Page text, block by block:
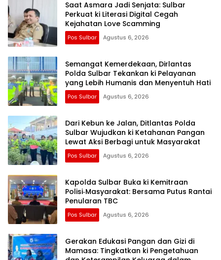
Saat Asmara Jadi Senjata: Sulbar
Perkuat ki Literasi Digital Cegah
Kejahatan Love Scamming
Pos Sulbar Agustus 6, 2026
Semangat Kemerdekaan, Dirlantas
Polda Sulbar Tekankan ki Pelayanan
yang Lebih Humanis dan Menyentuh Hati
Pos Sulbar Agustus 6, 2026
Dari Kebun ke Jalan, Ditlantas Polda
Sulbar Wujudkan ki Ketahanan Pangan
Lewat Aksi Berbagi untuk Masyarakat
Pos Sulbar Agustus 6, 2026
Kapolda Sulbar Buka ki Kemitraan
Polisi‑Masyarakat: Bersama Putus Rantai
Penularan TBC
Pos Sulbar Agustus 6, 2026
Gerakan Edukasi Pangan dan Gizi di
Mamasa: Tingkatkan ki Pengetahuan